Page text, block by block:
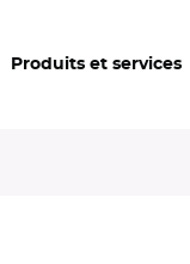
Produits et services